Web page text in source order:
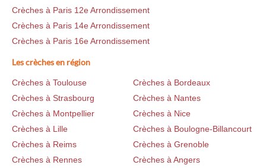
Crèches à Paris 12e Arrondissement
Crèches à Paris 14e Arrondissement
Crèches à Paris 16e Arrondissement
Les crèches en région
Crèches à Toulouse
Crèches à Bordeaux
Crèches à Strasbourg
Crèches à Nantes
Crèches à Montpellier
Crèches à Nice
Crèches à Lille
Crèches à Boulogne-Billancourt
Crèches à Reims
Crèches à Grenoble
Crèches à Rennes
Crèches à Angers